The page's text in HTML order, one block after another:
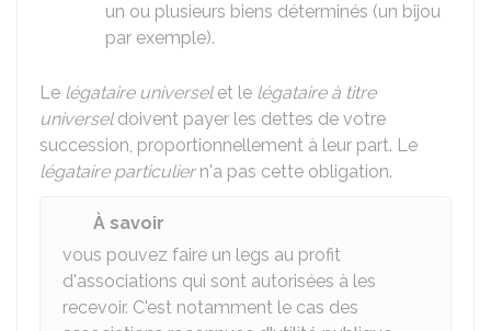
un ou plusieurs biens déterminés (un bijou
par exemple).
Le légataire universelet le légataire à titre
universeldoivent payer les dettes de votre
succession, proportionnellement à leur part. Le
légataire particuliern'a pas cette obligation.
À savoir
vous pouvez faire un legs au profit
d'associations qui sont autorisées à les
recevoir. C'est notamment le cas des